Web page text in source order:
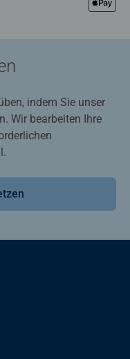
indem Sie unser
Wir bearbeiten Ihre